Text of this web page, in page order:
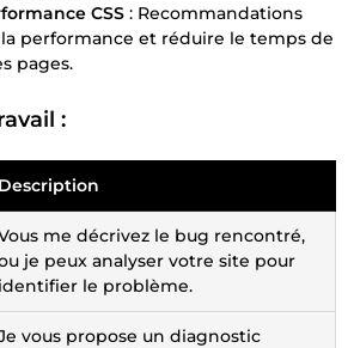
CSS : Recommandations
performance et réduire le temps de
pages.
:
Description
me décrivez le bug rencontré,
je peux analyser votre site pour
identifier le problème.
vous propose un diagnostic